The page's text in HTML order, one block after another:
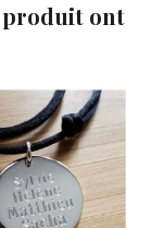
produit ont